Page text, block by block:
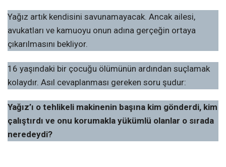
Yağız artık kendisini savunamayacak. Ancak ailesi,
avukatları ve kamuoyu onun adına gerçeğin ortaya
çıkarılmasını bekliyor.
16 yaşındaki bir çocuğu ölümünün ardından suçlamak
kolaydır. Asıl cevaplanması gereken soru şudur:
Yağız’ı o tehlikeli makinenin başına kim gönderdi, kim
çalıştırdı ve onu korumakla yükümlü olanlar o sırada
neredeydi?